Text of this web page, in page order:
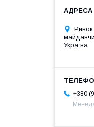
Україна
+380